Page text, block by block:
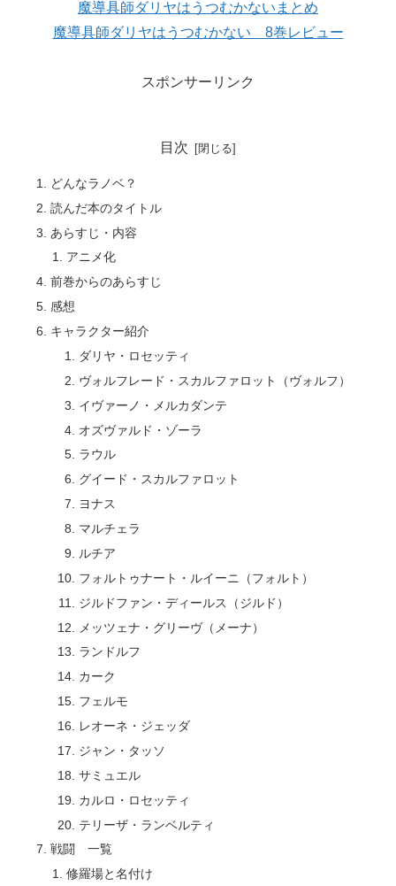
魔導具師ダリヤはうつむかないまとめ
魔導具師ダリヤはうつむかない 8巻レビュー
スポンサーリンク
目次
どんなラノベ？
読んだ本のタイトル
あらすじ・内容
アニメ化
前巻からのあらすじ
感想
キャラクター紹介
ダリヤ・ロセッティ
ヴォルフレード・スカルファロット（ヴォルフ）
イヴァーノ・メルカダンテ
オズヴァルド・ゾーラ
ラウル
グイード・スカルファロット
ヨナス
マルチェラ
ルチア
フォルトゥナート・ルイーニ（フォルト）
ジルドファン・ディールス（ジルド）
メッツェナ・グリーヴ（メーナ）
ランドルフ
カーク
フェルモ
レオーネ・ジェッダ
ジャン・タッソ
サミュエル
カルロ・ロセッティ
テリーザ・ランベルティ
戦闘 一覧
修羅場と名付け